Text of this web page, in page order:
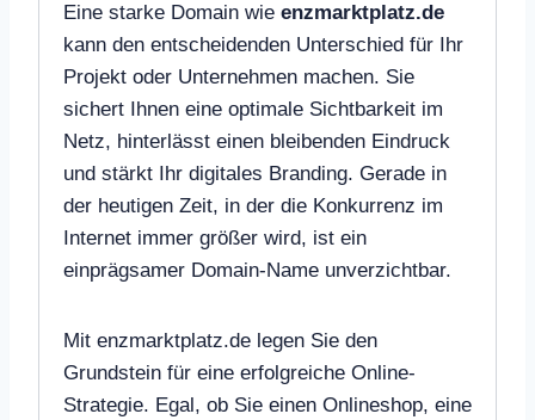
Eine starke Domain wie enzmarktplatz.de
kann den entscheidenden Unterschied für Ihr
Projekt oder Unternehmen machen. Sie
sichert Ihnen eine optimale Sichtbarkeit im
Netz, hinterlässt einen bleibenden Eindruck
und stärkt Ihr digitales Branding. Gerade in
der heutigen Zeit, in der die Konkurrenz im
Internet immer größer wird, ist ein
einprägsamer Domain-Name unverzichtbar.
Mit enzmarktplatz.de legen Sie den
Grundstein für eine erfolgreiche Online-
Strategie. Egal, ob Sie einen Onlineshop, eine